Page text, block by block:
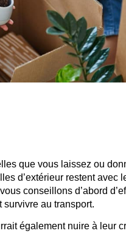
que vous laissez ou
d’extérieur restent avec
conseillons d’abord
au transport.
également nuire à leur